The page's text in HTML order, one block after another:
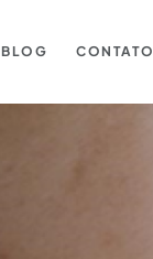
BLOG CONTATO